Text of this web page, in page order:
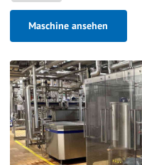
Maschine ansehen